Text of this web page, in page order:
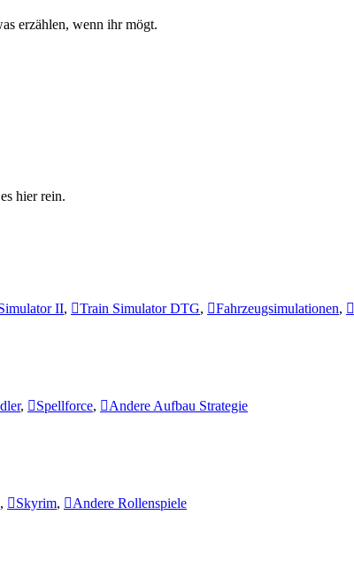
erzählen, wenn ihr mögt.
hier rein.
II, Train Simulator DTG, Fahrzeugsimulationen,
, Spellforce,
Andere Aufbau Strategie
, Skyrim,
Andere Rollenspiele